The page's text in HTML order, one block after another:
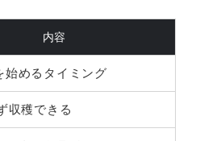
内容
始めるタイミング
収穫できる